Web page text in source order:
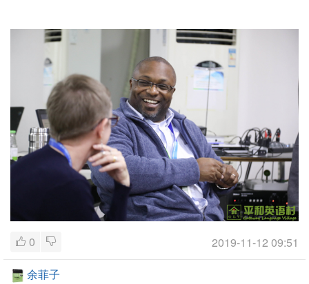
0
2019-11-12 09:51
余菲子